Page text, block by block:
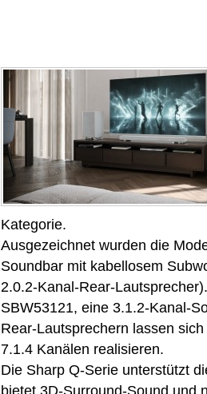
Kategorie.
Ausgezeichnet wurden die
Soundbar mit kabellosem
2.0.2-Kanal-Rear-
SBW53121, eine 3.1.2-Kanal-
Rear-Lautsprechern lassen
7.1.4 Kanälen realisieren.
Die Sharp Q-Serie unterstützt
bietet 3D-Surround-Sound und